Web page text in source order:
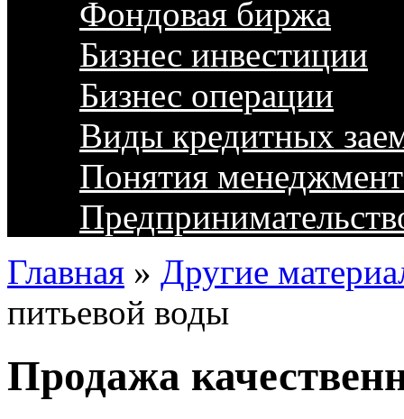
Фондовая биржа
Бизнес инвестиции
Бизнес операции
Виды кредитных
Понятия
Главная » Другие
питьевой воды
Продажа